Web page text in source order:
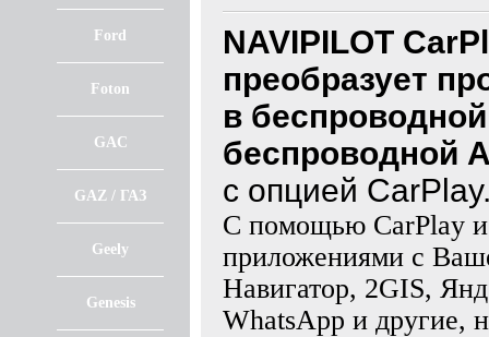
Ford
Foton
GAC
GAZ / ГАЗ
Geely
Genesis
NAVIPILOT
преобразует
в беспроводной
беспроводной
с опцией
С помощью CarPlay и
приложениями с
Навигатор, 2GIS,
WhatsApp и другие,